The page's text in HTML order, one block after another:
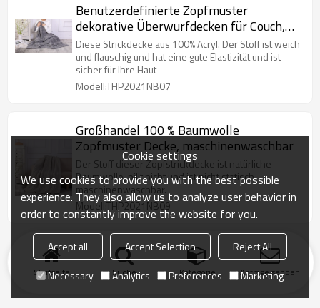
Benutzerdefinierte Zopfmuster
dekorative Überwurfdecken für Couch,
weich, gemütlich und
maschinenwaschbar
Diese Strickdecke aus 100% Acryl. Der Stoff ist weich
und flauschig und hat eine gute Elastizität und ist
sicher für Ihre Haut
Modell:THP2021NB07
Großhandel 100 % Baumwolle
Zopfmuster Decke, maschinenwaschbar
Der Stoff dieser Zopfstrickdecke ist natürliche
Baumwolle, pillt nicht und ist nicht statisch,
maschinenwaschbar.
Modell:THP2021NB09
Startseite Suche Kategorie Anfrage senden
Cookie settings
We use cookies to provide you with the best possible
experience. They also allow us to analyze user behavior in
order to constantly improve the website for you.
Accept all Accept Selection
Reject All
Necessary
Analytics Preferences Marketing